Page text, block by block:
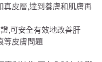
真皮層,達到養膚和肌膚再
,可安全有效地改善肝
等皮膚問題